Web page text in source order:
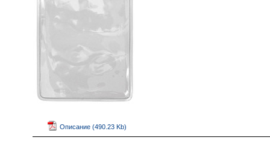
Описание (490.23 Kb)